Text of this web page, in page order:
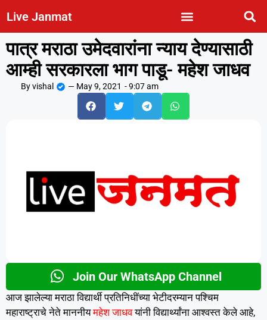
Live Janmat
पात्र मराठा उमेदवारांना न्याय देण्यासाठी
आम्ही सरकारला भाग पाडू- महेश जाधव
Byvishal — May 9, 2021 -9:07 am
Join Our WhatsApp Channel
आज झालेल्या मराठा विद्यार्थी प्रतिनिधींच्या भेटीदरम्यान पश्चिम
महाराष्ट्राचे नेते माननीयमहेश जाधवयांनी विद्यार्थ्यांना आश्वस्त केले आहे,